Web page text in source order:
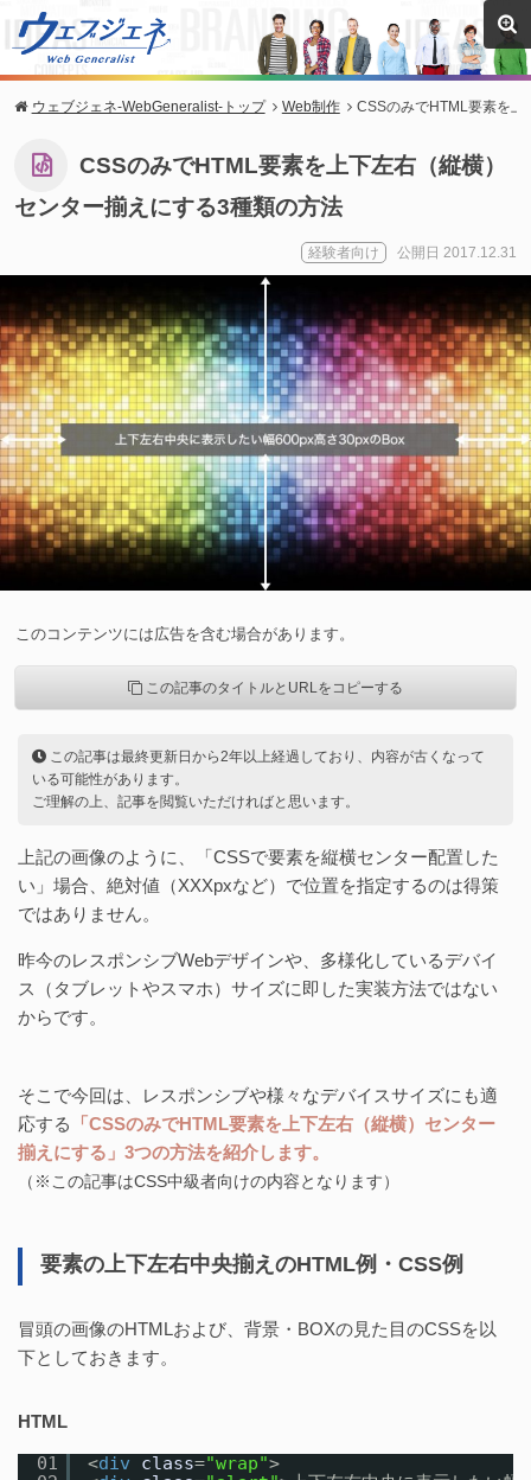
ウェブジェネ-WebGeneralist-トップ Web制作 CSSのみでHTML要素を
CSSのみでHTML要素を上下左右（縦横）
センター揃えにする3種類の方法
経験者向け 公開日 2017.12.31
このコンテンツには広告を含む場合があります。
この記事のタイトルとURLをコピーする
この記事は最終更新日から2年以上経過しており、内容が古くなって
いる可能性があります。
ご理解の上、記事を閲覧いただければと思います。
上記の画像のように、「CSSで要素を縦横センター配置した
い」場合、絶対値（XXXpxなど）で位置を指定するのは得策
ではありません。
昨今のレスポンシブWebデザインや、多様化しているデバイ
ス（タブレットやスマホ）サイズに即した実装方法ではない
からです。
そこで今回は、レスポンシブや様々なデバイスサイズにも適
応する
「CSSのみでHTML要素を上下左右（縦横）センター
揃えにする」3つの方法を紹介します。
（※この記事はCSS中級者向けの内容となります）
要素の上下左右中央揃えのHTML例・CSS例
冒頭の画像のHTMLおよび、背景・BOXの見た目のCSSを以
下としておきます。
HTML
01
<div class="wrap">